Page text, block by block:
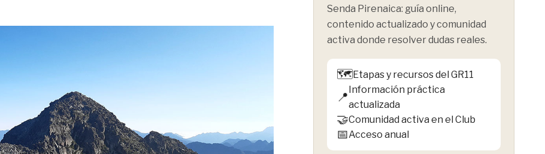
Senda Pirenaica: guía online,
contenido actualizado y comunidad
activa donde resolver dudas reales.
🗺️Etapas y recursos del GR11
📍
Información práctica
actualizada
🤝Comunidad activa en el Club
📅Acceso anual